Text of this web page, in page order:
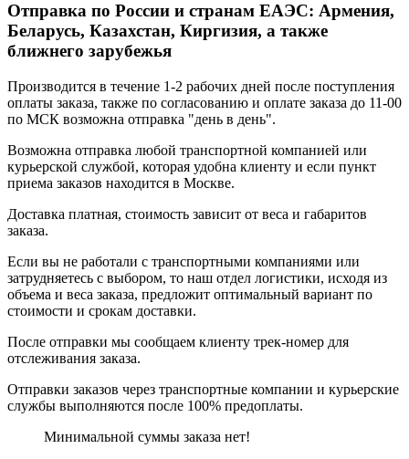
Отправка по России и странам ЕАЭС: Армения,
Беларусь, Казахстан, Киргизия, а также
ближнего зарубежья
Производится в течение 1-2 рабочих дней после поступления
оплаты заказа, также по согласованию и оплате заказа до 11-00
по МСК возможна отправка "день в день".
Возможна отправка любой транспортной компанией или
курьерской службой, которая удобна клиенту и если пункт
приема заказов находится в Москве.
Доставка платная, стоимость зависит от веса и габаритов
заказа.
Если вы не работали с транспортными компаниями или
затрудняетесь с выбором, то наш отдел логистики, исходя из
объема и веса заказа, предложит оптимальный вариант по
стоимости и срокам доставки.
После отправки мы сообщаем клиенту трек-номер для
отслеживания заказа.
Отправки заказов через транспортные компании и курьерские
службы выполняются после 100% предоплаты.
Минимальной суммы заказа нет!